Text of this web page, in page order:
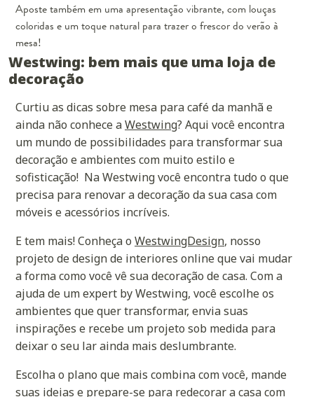
Aposte também em uma apresentação vibrante, com louças
coloridas e um toque natural para trazer o frescor do verão à
mesa!
Westwing: bem mais que uma loja de
decoração
Curtiu as dicas sobre mesa para café da manhã e
ainda não conhece aWestwing? Aqui você encontra
um mundo de possibilidades para transformar sua
decoração e ambientes com muito estilo e
sofisticação! Na Westwing você encontra tudo o que
precisa para renovar a decoração da sua casa com
móveis e acessórios incríveis.
E tem mais! Conheça o WestwingDesign, nosso
projeto de design de interiores online que vai mudar
a forma como você vê sua decoração de casa. Com a
ajuda de um expert by Westwing, você escolhe os
ambientes que quer transformar, envia suas
inspirações e recebe um projeto sob medida para
deixar o seu lar ainda mais deslumbrante.
Escolha o plano que mais combina com você, mande
suas ideias e prepare-se para redecorar a casa com